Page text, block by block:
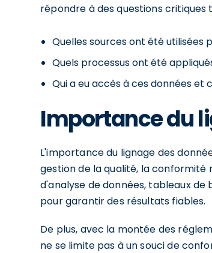
répondre à des questions critiques
Quelles sources ont été utilisées
Quels processus ont été
Qui a eu accès à ces données
Importance du
L'importance du lignage des
gestion de la qualité, la
d'analyse de données, tableaux
pour garantir des résultats fiables.
De plus, avec la montée des
ne se limite pas à un souci de